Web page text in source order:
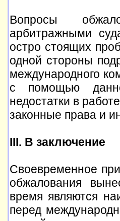
Вопросы
арбитражными
остро стоящих
одной стороны
международного
с помощью
недостатки в
законные права и
III. В заключение
Своевременное
обжалования
время являются
перед